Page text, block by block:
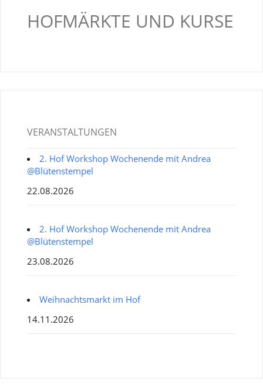
HOFMÄRKTE UND KURSE
VERANSTALTUNGEN
2. Hof Workshop Wochenende mit Andrea
@Blütenstempel
22.08.2026
2. Hof Workshop Wochenende mit Andrea
@Blütenstempel
23.08.2026
Weihnachtsmarkt im Hof
14.11.2026